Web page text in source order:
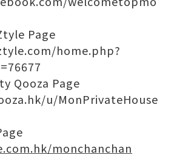
Page
home.php?
Qooza Page
u/MonPrivateHouse
monchanchan